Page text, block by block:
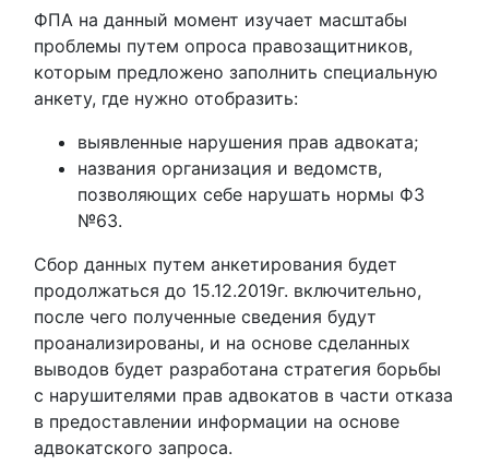
ФПА на данный момент изучает масштабы
проблемы путем опроса правозащитников,
которым предложено заполнить специальную
анкету, где нужно отобразить:
выявленные нарушения прав адвоката;
названия организация и ведомств,
позволяющих себе нарушать нормы ФЗ
№63.
Сбор данных путем анкетирования будет
продолжаться до 15.12.2019г. включительно,
после чего полученные сведения будут
проанализированы, и на основе сделанных
выводов будет разработана стратегия борьбы
с нарушителями прав адвокатов в части отказа
в предоставлении информации на основе
адвокатского запроса.